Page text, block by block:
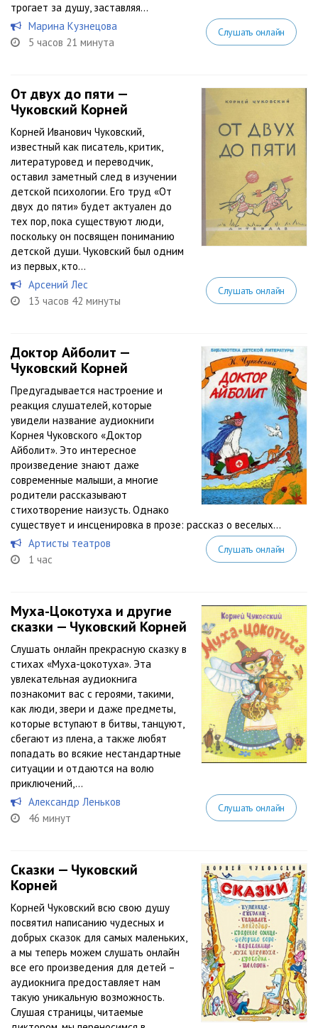
трогает за душу, заставляя...
Марина Кузнецова
5 часов 21 минута
Слушать онлайн
От двух до пяти —
Чуковский Корней
Корней Иванович Чуковский,
известный как писатель, критик,
литературовед и переводчик,
оставил заметный след в изучении
детской психологии. Его труд «От
двух до пяти» будет актуален до
тех пор, пока существуют люди,
поскольку он посвящен пониманию
детской души. Чуковский был одним
из первых, кто...
Арсений Лес
13 часов 42 минуты
Слушать онлайн
Доктор Айболит —
Чуковский Корней
Предугадывается настроение и
реакция слушателей, которые
увидели название аудиокниги
Корнея Чуковского «Доктор
Айболит». Это интересное
произведение знают даже
современные малыши, а многие
родители рассказывают
стихотворение наизусть. Однако
существует и инсценировка в прозе: рассказ о веселых...
Артисты театров
1 час
Слушать онлайн
Муха-Цокотуха и другие
сказки — Чуковский Корней
Слушать онлайн прекрасную сказку в
стихах «Муха-цокотуха». Эта
увлекательная аудиокнига
познакомит вас с героями, такими,
как люди, звери и даже предметы,
которые вступают в битвы, танцуют,
сбегают из плена, а также любят
попадать во всякие нестандартные
ситуации и отдаются на волю
приключений,...
Александр Леньков
46 минут
Слушать онлайн
Сказки — Чуковский
Корней
Корней Чуковский всю свою душу
посвятил написанию чудесных и
добрых сказок для самых маленьких,
а мы теперь можем слушать онлайн
все его произведения для детей –
аудиокнига предоставляет нам
такую уникальную возможность.
Слушая страницы, читаемые